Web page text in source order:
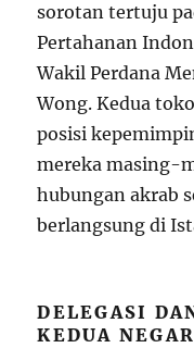
sorotan tertuju
Pertahanan
Wakil Perdana
Wong. Kedua
posisi
mereka masing-
hubungan akrab
berlangsung di
DELEGASI
KEDUA